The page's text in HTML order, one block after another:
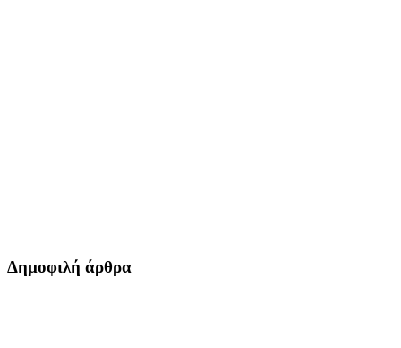
Δημοφιλή άρθρα